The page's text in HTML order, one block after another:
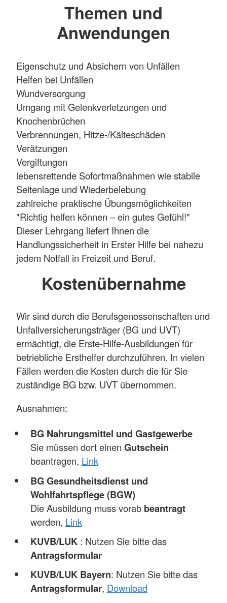
Themen und
Anwendungen
Eigenschutz und Absichern von Unfällen
Helfen bei Unfällen
Wundversorgung
Umgang mit Gelenkverletzungen und
Knochenbrüchen
Verbrennungen, Hitze-/Kälteschäden
Verätzungen
Vergiftungen
lebensrettende Sofortmaßnahmen wie stabile
Seitenlage und Wiederbelebung
zahlreiche praktische Übungsmöglichkeiten
"Richtig helfen können – ein gutes Gefühl!"
Dieser Lehrgang liefert Ihnen die
Handlungssicherheit in Erster Hilfe bei nahezu
jedem Notfall in Freizeit und Beruf.
Kostenübernahme
Wir sind durch die Berufsgenossenschaften und
Unfallversicherungsträger (BG und UVT)
ermächtigt, die Erste-Hilfe-Ausbildungen für
betriebliche Ersthelfer durchzuführen. In vielen
Fällen werden die Kosten durch die für Sie
zuständige BG bzw. UVT übernommen.
Ausnahmen:
BG Nahrungsmittel und Gastgewerbe
Sie müssen dort einen Gutschein
beantragen, Link
BG Gesundheitsdienst und
Wohlfahrtspflege (BGW)
Die Ausbildung muss vorab beantragt
werden, Link
KUVB/LUK : Nutzen Sie bitte das
Antragsformular
KUVB/LUK Bayern: Nutzen Sie bitte das
Antragsformular, Download